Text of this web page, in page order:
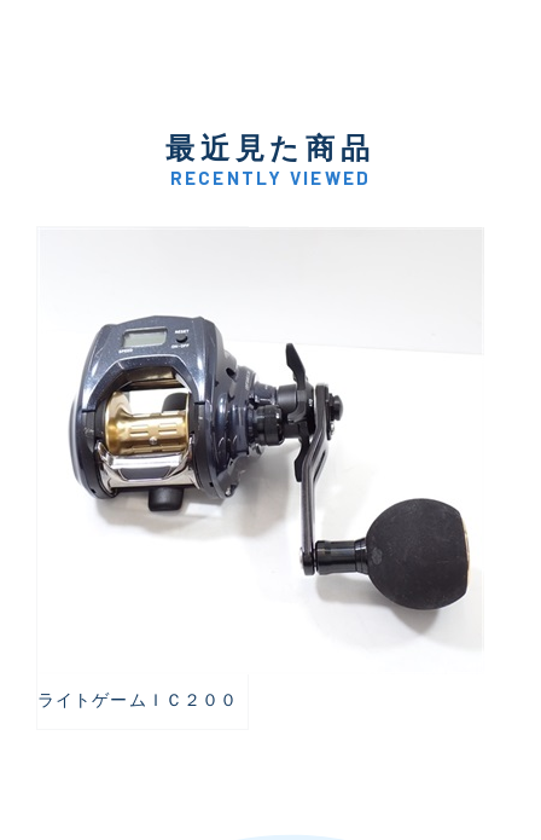
最近見た商品
RECENTLY VIEWED
ライトゲームＩＣ２００